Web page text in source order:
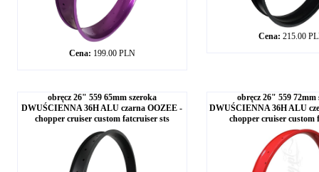
Cena: 199.00 PLN
Cena: 215.00
obręcz 26" 559 65mm szeroka
DWUŚCIENNA 36H ALU czarna OOZEE -
chopper cruiser custom fatcruiser sts
obręcz 26" 559 72mm
DWUŚCIENNA 36H ALU
chopper cruiser custom